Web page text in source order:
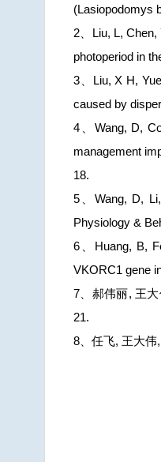
(Lasiopodomys
2、Liu, L,
photoperiod in
3、Liu, X H,
caused by
4、Wang, D,
management
18.
5、Wang, D,
Physiology &
6、Huang, B,
VKORC1 gene
7、郝伟丽, 王
21.
8、任飞, 王大伟